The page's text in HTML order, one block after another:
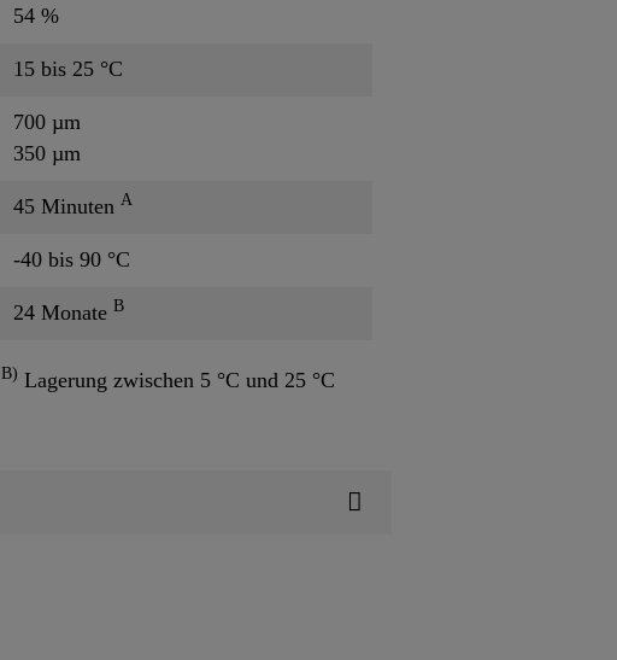
54 %
15 bis 25 °C
700 µm
350 µm
45 Minuten A
-40 bis 90 °C
24 Monate B
B) Lagerung zwischen 5 °C und 25 °C